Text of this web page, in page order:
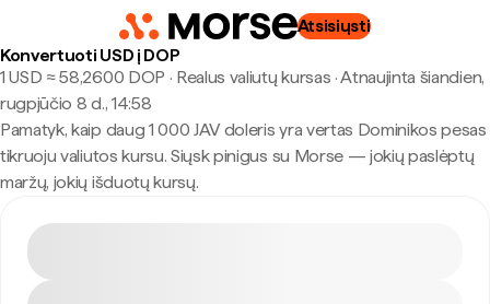
Atsisiųsti
Konvertuoti USD į DOP
1 USD ≈ 58,2600 DOP · Realus valiutų kursas ·Atnaujinta šiandien,
rugpjūčio 8 d., 14:58
Pamatyk, kaip daug 1 000 JAV doleris yra vertas Dominikos pesas
tikruoju valiutos kursu. Siųsk pinigus su Morse — jokių paslėptų
maržų, jokių išduotų kursų.